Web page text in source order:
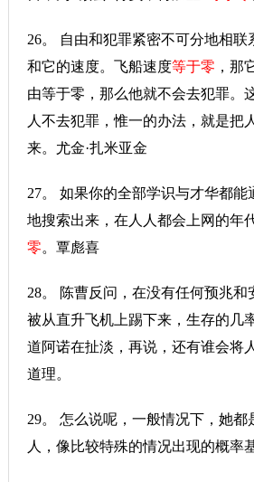
26。 自由和犯罪紧密不可分地相
和它的速度。飞船速度等于零 ，那
由等于零，那么他就不会去犯罪。
人不去犯罪，惟一的办法，就是把
来。尤金·扎米亚金
27。 如果你的全部学识与才华都能
地搜索出来，在人人都会上网的年
零。覃彪喜
28。 陈曹反问，在没有任何预兆和
被从直升飞机上踢下来，生存的几
道阿诺在扯淡，再说，还有谁会将
道理。
29。 怎么说呢，一般情况下，她都
人，像比较特殊的情况出现的概率